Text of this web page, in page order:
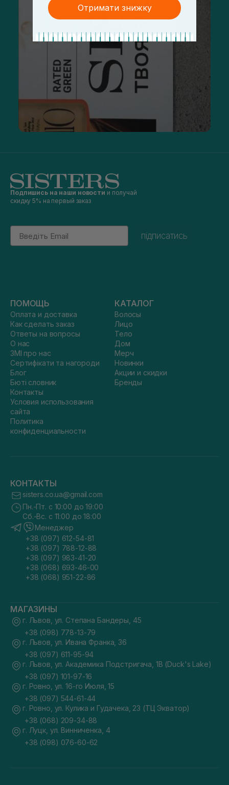
Подпишись на наши новости и получай
скидку 5% на первый заказ
Email
підписатись
ПОМОЩЬ
Оплата и доставка
Как сделать заказ
Ответы на вопросы
О нас
ЗМІ про нас
Сертифікати та нагороди
Блог
Бюті словник
Контакты
Условия использования
сайта
Политика
конфиденциальности
КАТАЛОГ
Волосы
Лицо
Тело
Дом
Мерч
Новинки
Акции и скидки
Бренды
КОНТАКТЫ
sisters.co.ua@gmail.com
Пн.-Пт. с 10:00 до 19:00
Сб.-Вс. с 11:00 до 18:00
Менеджер
+38 (097) 612-54-81
+38 (097) 788-12-88
+38 (097) 983-41-20
+38 (068) 693-46-00
+38 (068) 951-22-86
МАГАЗИНЫ
г. Львов, ул. Степана Бандеры, 45
+38 (098) 778-13-79
г. Львов, ул. Ивана Франка, 36
+38 (097) 611-95-94
г. Львов, ул. Академика Подстригача, 1В (Duck's Lake)
+38 (097) 101-97-16
г. Ровно, ул. 16-го Июля, 15
+38 (097) 544-61-44
г. Ровно, ул. Кулика и Гудачека, 23 (ТЦ Экватор)
+38 (068) 209-34-88
г. Луцк, ул. Винниченка, 4
+38 (098) 076-60-62
Отримати знижку